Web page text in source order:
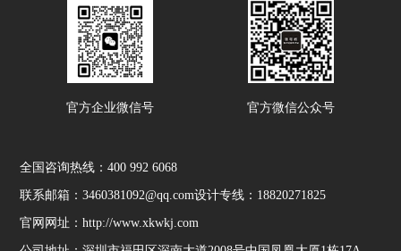
官方企业微信号 官方微信公众号
全国咨询热线：400 992 6068
联系邮箱：3460381092@qq.com设计专线：18820271825
官网网址：http://www.xkwkj.com